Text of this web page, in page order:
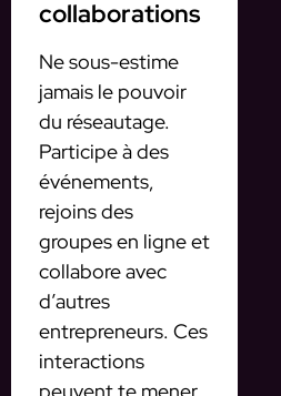
collaborations
Ne sous-estime
jamais le pouvoir
du réseautage.
Participe à des
événements,
rejoins des
groupes en ligne et
collabore avec
d’autres
entrepreneurs. Ces
interactions